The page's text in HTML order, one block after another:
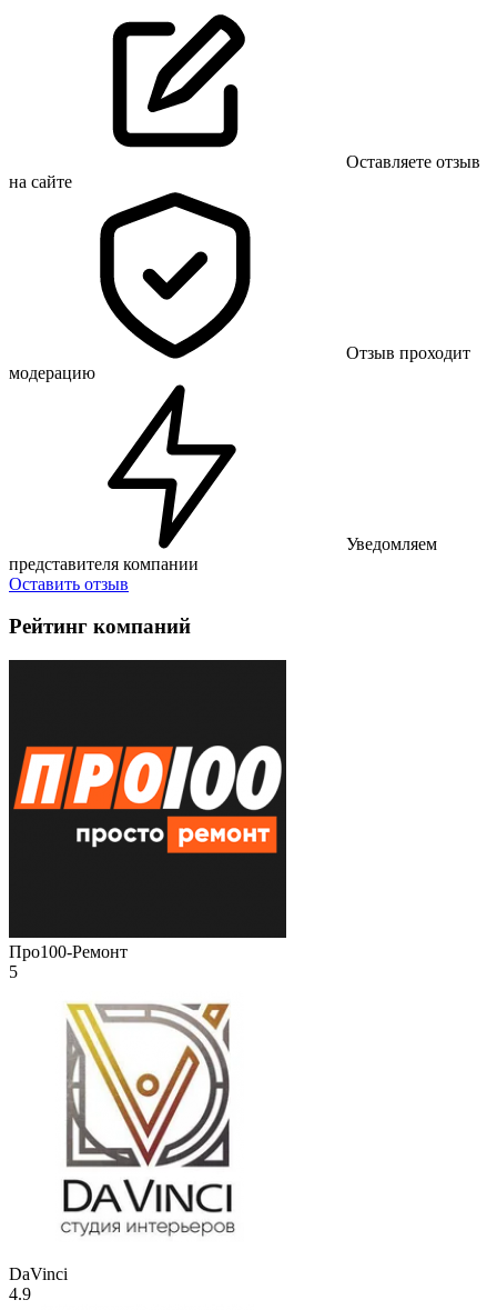
Оставляете отзыв
на сайте
Отзыв проходит
модерацию
Уведомляем
представителя компании
Оставить отзыв
Рейтинг компаний
Про100-Ремонт
5
DaVinci
4.9